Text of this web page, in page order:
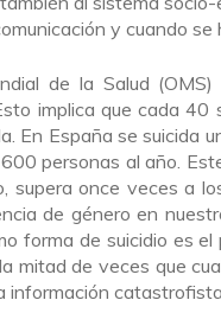
y cuando
de la Salud
implica que cada 40
En España se suicida
personas al año.
supera once veces a
de género en
forma de suicidio es
mitad de veces que
información